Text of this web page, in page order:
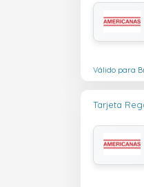
Válido para
Tarjeta